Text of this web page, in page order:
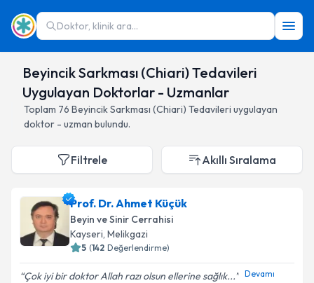
Doktor, klinik ara...
Beyincik Sarkması (Chiari) Tedavileri
Uygulayan Doktorlar - Uzmanlar
Toplam 76 Beyincik Sarkması (Chiari) Tedavileri uygulayan
doktor - uzman bulundu.
Filtrele Akıllı Sıralama
Prof. Dr. Ahmet Küçük
Beyin ve Sinir Cerrahisi
Kayseri, Melikgazi
5 (142 Değerlendirme)
Çok iyi bir doktor Allah razı olsun ellerine sağlık... Devamı